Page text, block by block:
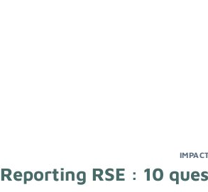
Reporting RSE : 10